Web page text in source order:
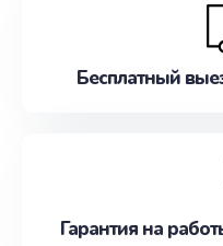
Бесплатный
Гарантия на